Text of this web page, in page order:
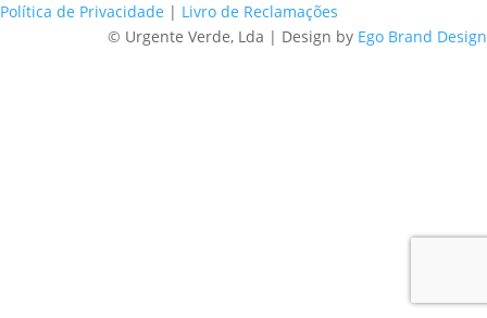
Política de Privacidade | Livro de Reclamações
© Urgente Verde, Lda | Design by Ego Brand Design